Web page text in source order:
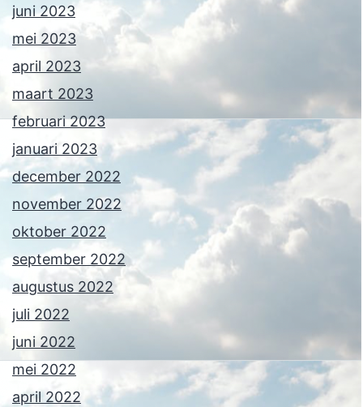
juni 2023
mei 2023
april 2023
maart 2023
februari 2023
januari 2023
december 2022
november 2022
oktober 2022
september 2022
augustus 2022
juli 2022
juni 2022
mei 2022
april 2022